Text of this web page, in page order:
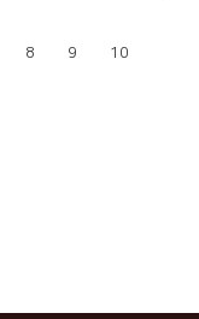
8 9 10